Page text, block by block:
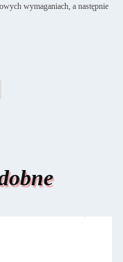
wymaganiach, a następnie